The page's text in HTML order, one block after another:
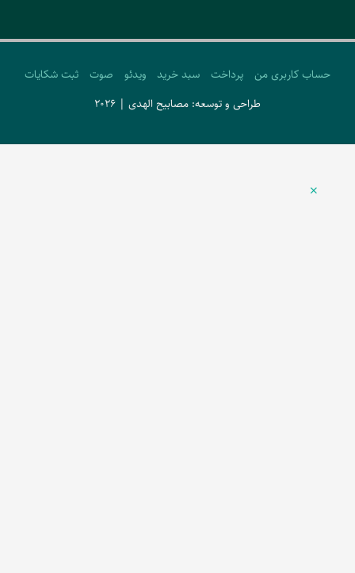
حساب کاربری من پرداخت سبد خرید ویدئو صوت
ثبت شکایات
طراحی و توسعه: مصابیح الهدی | 2026